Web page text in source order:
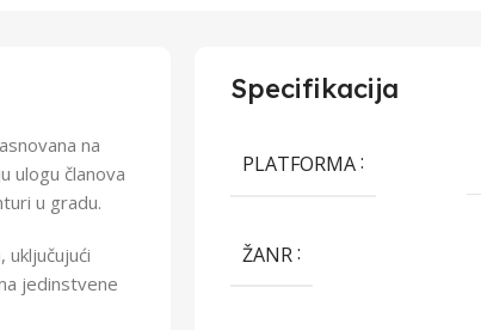
na
ulogu članova
u gradu.
uključujući
jedinstvene
Specifikacija
PLATFORMA
ŽANR